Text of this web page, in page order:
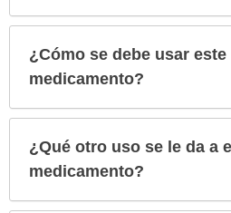
¿Cómo se debe usar este
medicamento?
¿Qué otro uso se le da a
medicamento?